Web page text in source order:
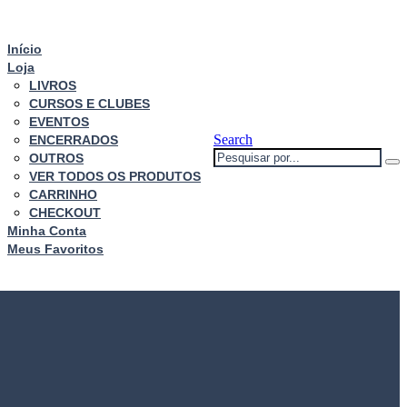
Início
Loja
LIVROS
CURSOS E CLUBES
EVENTOS
ENCERRADOS
OUTROS
VER TODOS OS PRODUTOS
CARRINHO
CHECKOUT
Minha Conta
Meus Favoritos
Search